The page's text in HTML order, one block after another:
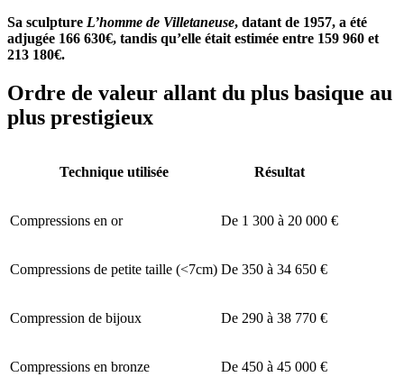
Sa sculpture L’homme de Villetaneuse, datant de 1957, a été
adjugée 166 630€, tandis qu’elle était estimée entre 159 960 et
213 180€.
Ordre de valeur allant du plus basique au
plus prestigieux
Technique utilisée Résultat
Compressions en or De 1 300 à 20 000 €
Compressions de petite taille (<7cm) De 350 à 34 650 €
Compression de bijoux De 290 à 38 770 €
Compressions en bronze De 450 à 45 000 €